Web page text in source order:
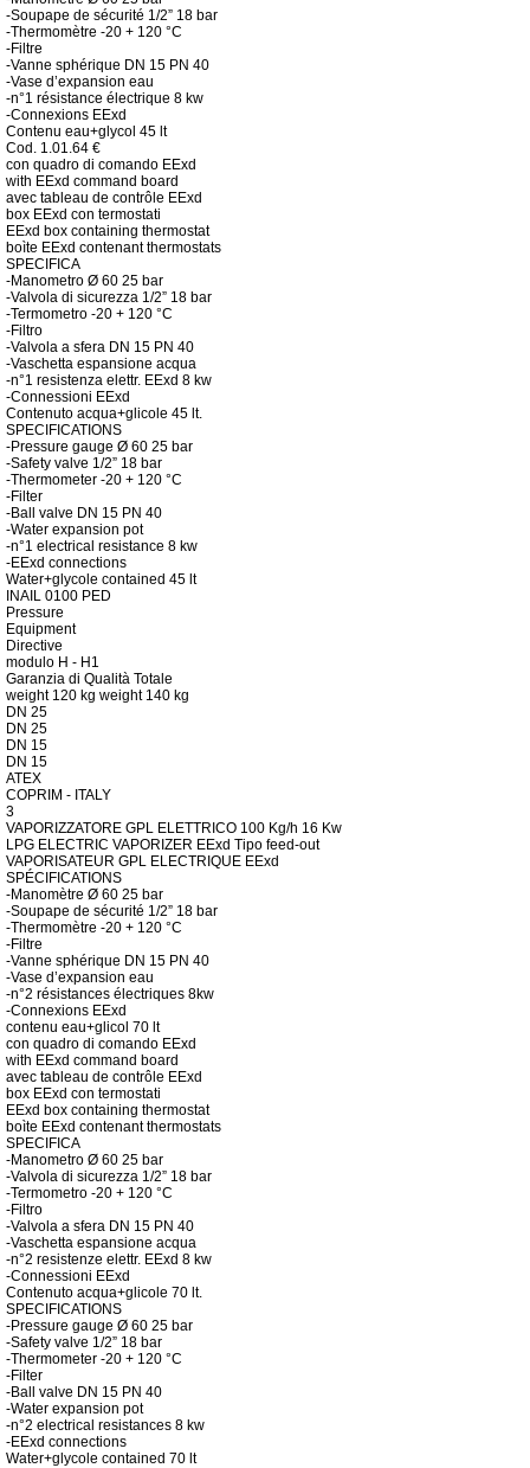
-Soupape de sécurité 1/2” 18 bar
-Thermomètre -20 + 120 °C
-Filtre
-Vanne sphérique DN 15 PN 40
-Vase d’expansion eau
-n°1 résistance électrique 8 kw
-Connexions EExd
Contenu eau+glycol 45 lt
Cod. 1.01.64 €
con quadro di comando EExd
with EExd command board
avec tableau de contrô le EExd
box EExd con termostati
EExd box containing thermostat
boìte EExd contenant thermostats
SPECIFICA
-Manometro Ø 60 25 bar
-Valvola di sicurezza 1/2” 18 bar
-Termometro -20 + 120 °C
-Filtro
-Valvola a sfera DN 15 PN 40
-Vaschetta espansione acqua
-n°1 resistenza elettr. EExd 8 kw
-Connessioni EExd
Contenuto acqua+glicole 45 lt.
SPECIFICATIONS
-Pressure gauge Ø 60 25 bar
-Safety valve 1/2” 18 bar
-Thermometer -20 + 120 °C
-Filter
-Ball valve DN 15 PN 40
-Water expansion pot
-n°1 electrical resistance 8 kw
-EExd connections
Water+glycole contained 45 lt
INAIL 0100 PED
Pressure
Equipment
Directive
modulo H - H1
Garanzia di Qualità Totale
weight 120 kg weight 140 kg
DN 25
DN 25
DN 15
DN 15
ATEX
COPRIM - ITALY
3
VAPORIZZATORE GPL ELETTRICO 100 Kg/h 16 Kw
LPG ELECTRIC VAPORIZER EExd Tipo feed-out
VAPORISATEUR GPL ELECTRIQUE EExd
SPÉCIFICATIONS
-Manomètre Ø 60 25 bar
-Soupape de sécurité 1/2” 18 bar
-Thermomètre -20 + 120 °C
-Filtre
-Vanne sphérique DN 15 PN 40
-Vase d’expansion eau
-n°2 résistances électriques 8kw
-Connexions EExd
contenu eau+glicol 70 lt
con quadro di comando EExd
with EExd command board
avec tableau de contrô le EExd
box EExd con termostati
EExd box containing thermostat
boìte EExd contenant thermostats
SPECIFICA
-Manometro Ø 60 25 bar
-Valvola di sicurezza 1/2” 18 bar
-Termometro -20 + 120 °C
-Filtro
-Valvola a sfera DN 15 PN 40
-Vaschetta espansione acqua
-n°2 resistenze elettr. EExd 8 kw
-Connessioni EExd
Contenuto acqua+glicole 70 lt.
SPECIFICATIONS
-Pressure gauge Ø 60 25 bar
-Safety valve 1/2” 18 bar
-Thermometer -20 + 120 °C
-Filter
-Ball valve DN 15 PN 40
-Water expansion pot
-n°2 electrical resistances 8 kw
-EExd connections
Water+glycole contained 70 lt